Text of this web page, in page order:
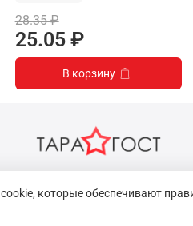
28.35 ₽
25.05 ₽
В корзину
которые обеспечивают